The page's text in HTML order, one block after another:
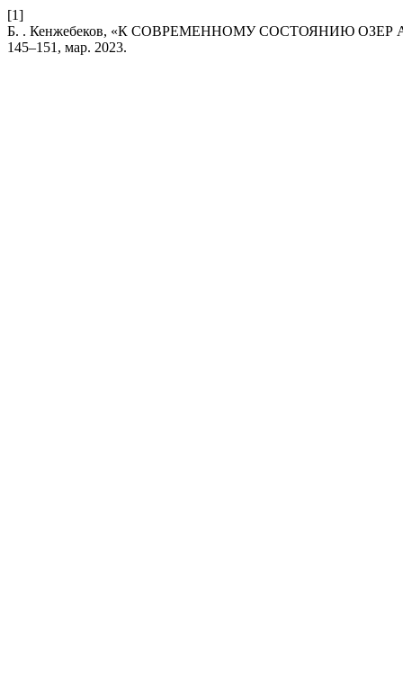
[1]
Б. . Кенжебеков, «К СОВРЕМЕННОМУ СОСТОЯНИЮ
145–151, мар. 2023.